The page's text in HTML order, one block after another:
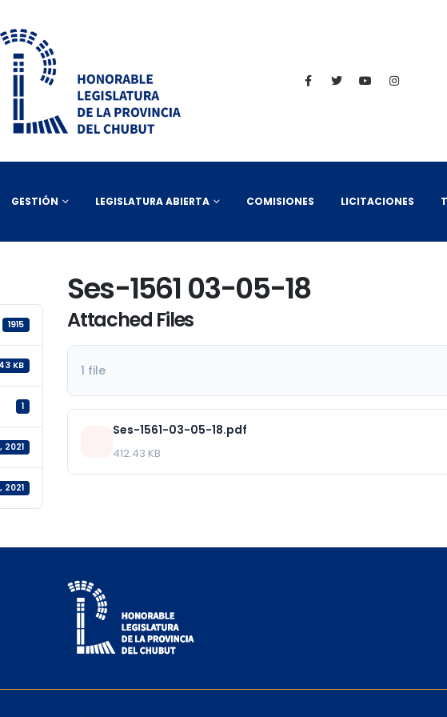
GESTIÓN LEGISLATURA ABIERTA COMISIONES LICITACIONES
1915
KB
1
Ses-1561 03-05-18
Attached Files
1 file
Ses-1561-03-05-18.pdf
412.43 KB